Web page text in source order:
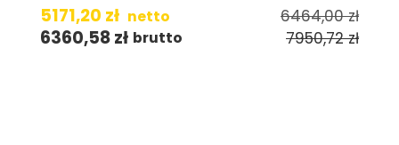
5171,20 zł netto 6464,00zł
6360,58zł brutto 7950,72zł